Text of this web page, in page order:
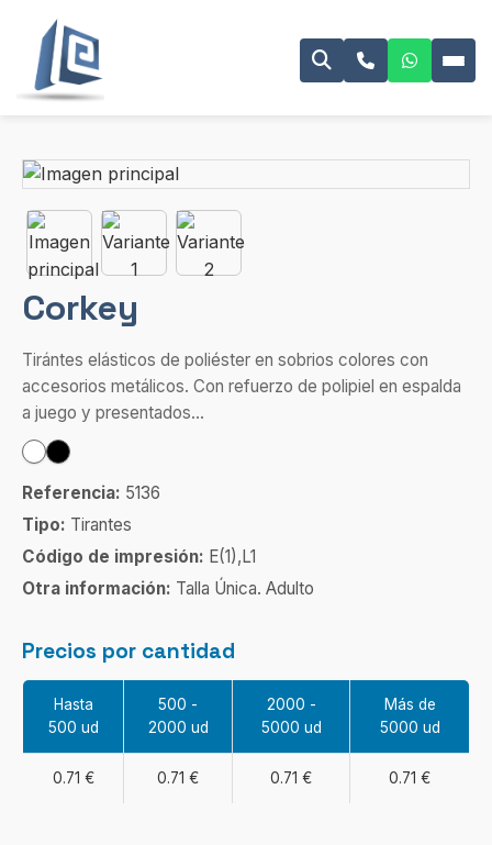
Corkey
Tirántes elásticos de poliéster en sobrios colores con
accesorios metálicos. Con refuerzo de polipiel en espalda
a juego y presentados...
Referencia: 5136
Tipo: Tirantes
Código de impresión: E(1),L1
Otra información: Talla Única. Adulto
Precios por cantidad
Hasta
500 ud
500 -
2000 ud
2000 -
5000 ud
Más de
5000 ud
0.71 € 0.71 € 0.71 € 0.71 €